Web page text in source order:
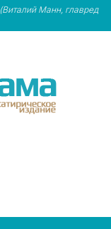
(Виталий Манн, главред